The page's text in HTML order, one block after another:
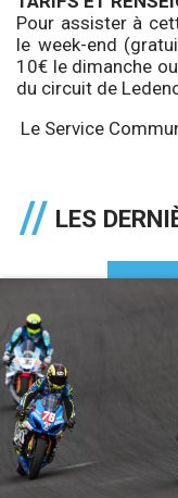
Pour assister à
le week-end
10€ le dimanche
du circuit de
Le Service
LES